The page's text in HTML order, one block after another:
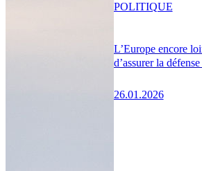
L’Europe encore
d’assurer la
26.01.2026
POLITIQUE